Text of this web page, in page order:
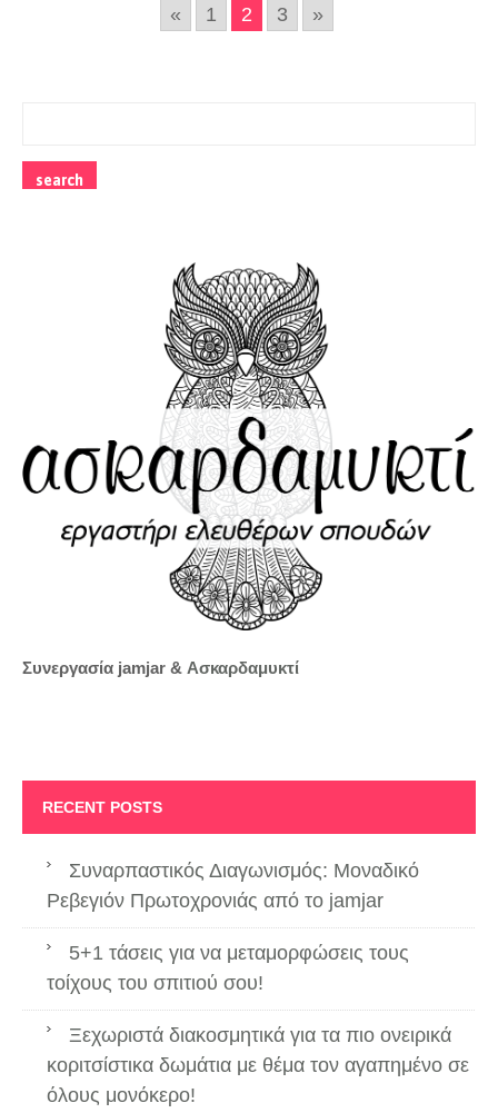
« 1 2 3 »
Συνεργασία jamjar & Ασκαρδαμυκτί
RECENT POSTS
Συναρπαστικός Διαγωνισμός: Μοναδικό
Ρεβεγιόν Πρωτοχρονιάς από το jamjar
5+1 τάσεις για να μεταμορφώσεις τους
τοίχους του σπιτιού σου!
Ξεχωριστά διακοσμητικά για τα πιο ονειρικά
κοριτσίστικα δωμάτια με θέμα τον αγαπημένο σε
όλους μονόκερο!